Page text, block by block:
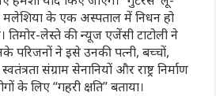
मलेशिया के एक अस्पताल में निधन हो
तिमोर-लेस्ते की न्यूज एजेंसी टाटोली ने
परिजनों ने इसे उनकी पत्नी, बच्चों,
संग्राम सेनानियों और राष्ट्र निर्माण
के लिए “गहरी क्षति” बताया।